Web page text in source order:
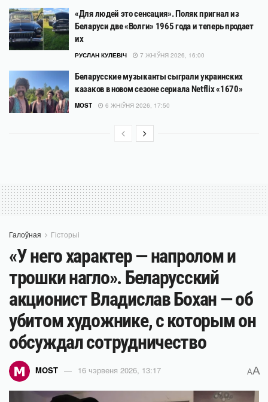
«Для людей это сенсация». Поляк пригнал из
Беларуси две «Волги» 1965 года и теперь продает
их
РУСЛАН КУЛЕВІЧ 7 ЖНІЎНЯ 2026, 16:00
Беларусские музыканты сыграли украинских
казаков в новом сезоне сериала Netflix «1670»
MOST 6 ЖНІЎНЯ 2026, 17:50
Галоўная Гісторыі
«У него характер — напролом и
трошки нагло». Беларусский
акционист Владислав Бохан — об
убитом художнике, с которым он
обсуждал сотрудничество
MOST 16 чэрвеня 2026, 13:17 AA